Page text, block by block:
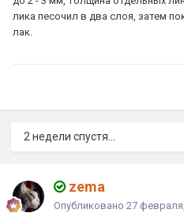
лика песочил в два слоя, затем
лак.
2 недели спустя...
zema
Опубликовано 27